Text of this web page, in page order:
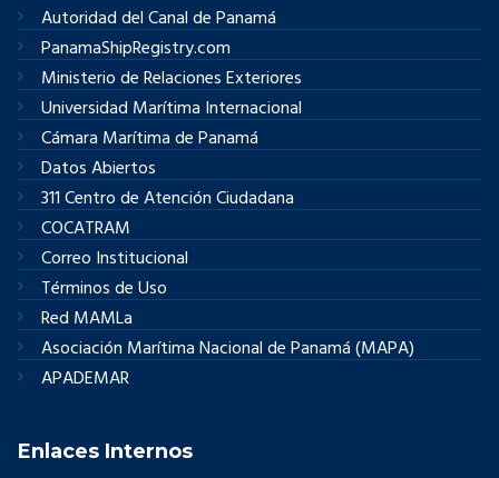
Autoridad del Canal de Panamá
PanamaShipRegistry.com
Ministerio de Relaciones Exteriores
Universidad Marítima Internacional
Cámara Marítima de Panamá
Datos Abiertos
311 Centro de Atención Ciudadana
COCATRAM
Correo Institucional
Términos de Uso
Red MAMLa
Asociación Marítima Nacional de Panamá (MAPA)
APADEMAR
Enlaces Internos